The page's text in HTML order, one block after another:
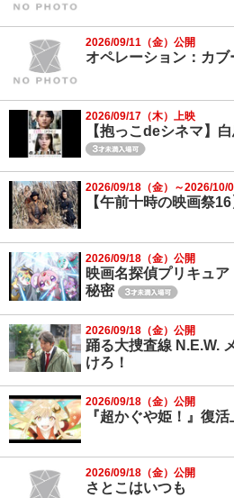
2026/09/11（金）公開
オペレーション：カ
2026/09/17（木）上映
【抱っこdeシネマ】
2026/09/18（金）～2026/
【午前十時の映画祭
2026/09/18（金）公開
映画名探偵プリキュ
秘密
2026/09/18（金）公開
踊る大捜査線 N.E.W.
けろ！
2026/09/18（金）公開
『超かぐや姫！』復活
2026/09/18（金）公開
さとこはいつも